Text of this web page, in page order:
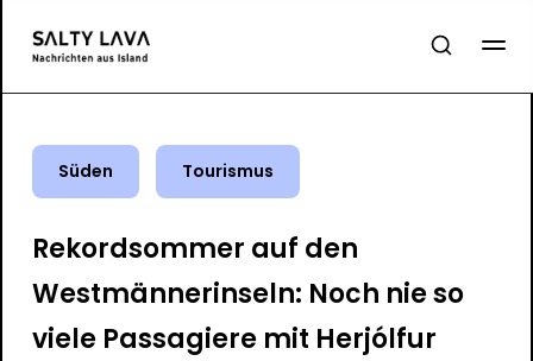
Süden Tourismus
Rekordsommer auf den
Westmännerinseln: Noch nie so
viele Passagiere mit Herjólfur